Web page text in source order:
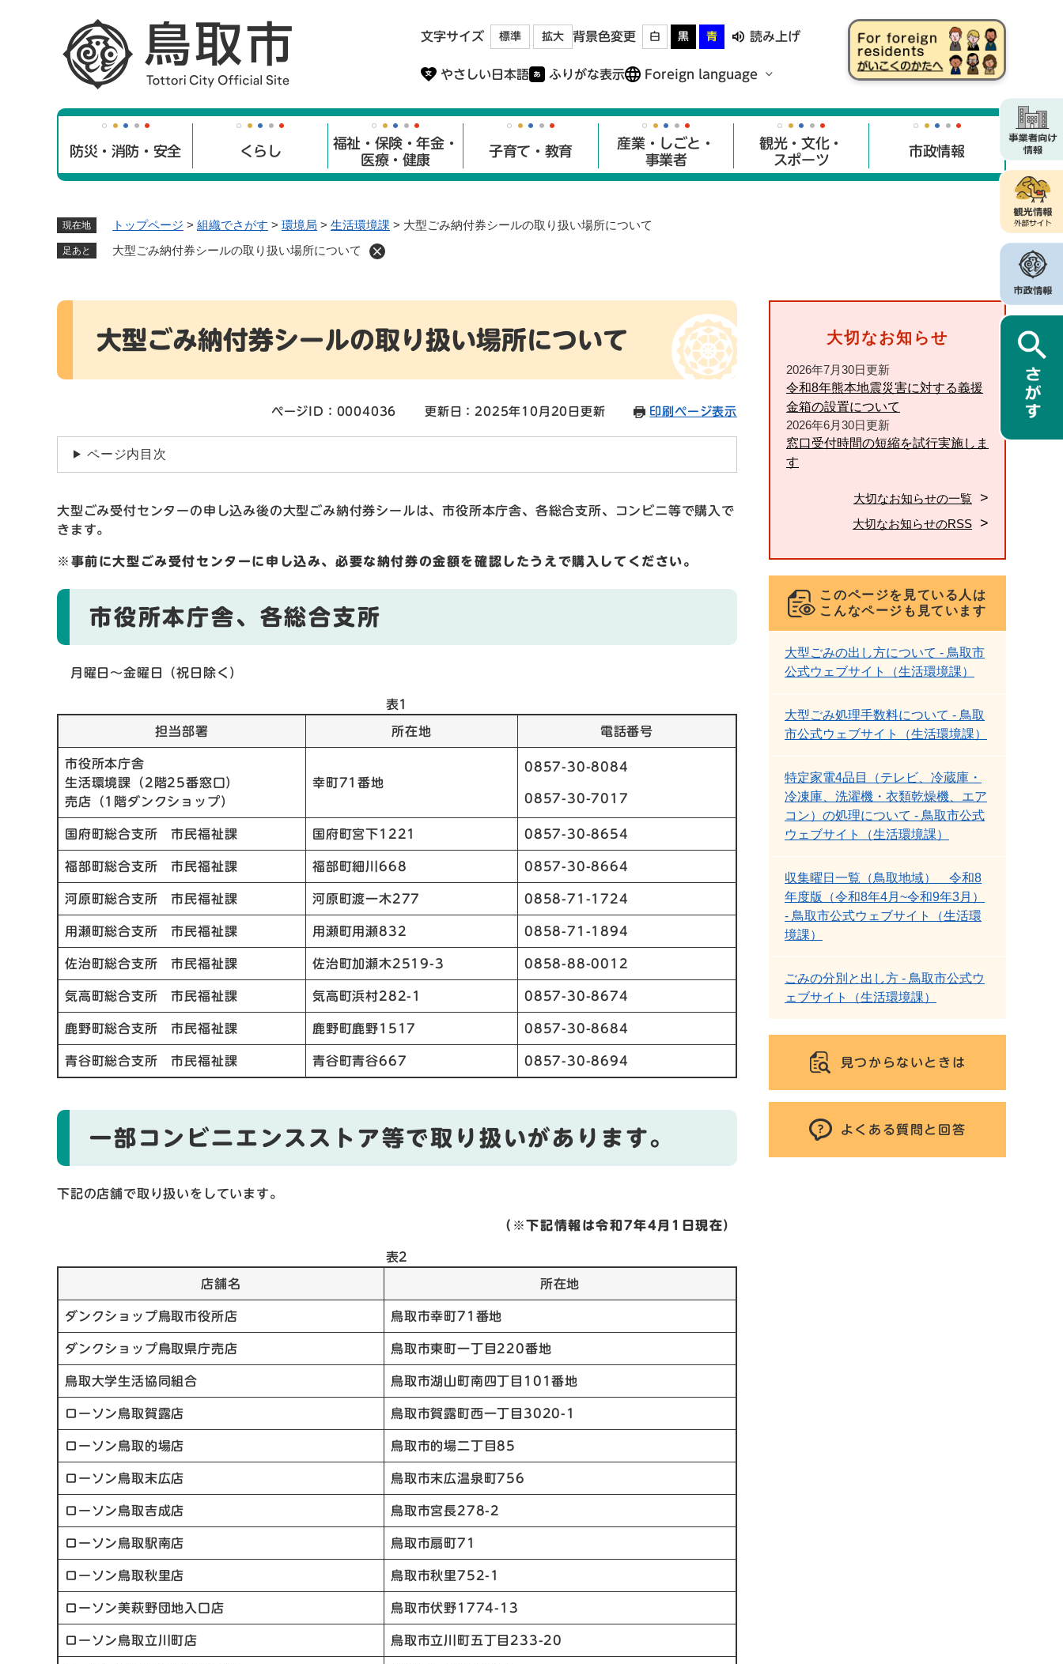
文字サイズ 標準 拡大 背景色変更 白 黒 青 読み上げ
やさしい日本語 ふりがな表示 Foreign language
防災・消防・安全 くらし
福祉・保険・年金・
医療・健康
子育て・教育
産業・しごと・
事業者
観光・文化・
スポーツ
市政情報
現在地 トップページ > 組織でさがす > 環境局 > 生活環境課 > 大型ごみ納付券シールの取り扱い場所について
足あと 大型ごみ納付券シールの取り扱い場所について
本
大型ごみ納付券シールの取り扱い場所について
ページID：0004036 更新日：2025年10月20日更新 印刷ページ表示
ページ内目次
大型ごみ受付センターの申し込み後の大型ごみ納付券シールは、市役所本庁舎、各総合支所、コンビニ等で購入で
きます。
※事前に大型ごみ受付センターに申し込み、必要な納付券の金額を確認したうえで購入してください。
市役所本庁舎、各総合支所
月曜日～金曜日（祝日除く）
表1
担当部署 所在地 電話番号
市役所本庁舎
生活環境課（2階25番窓口）
売店（1階ダンクショップ）
幸町71番地
0857-30-8084
0857-30-7017
国府町総合支所 市民福祉課 国府町宮下1221 0857-30-8654
福部町総合支所 市民福祉課 福部町細川668 0857-30-8664
河原町総合支所 市民福祉課 河原町渡一木277 0858-71-1724
用瀬町総合支所 市民福祉課 用瀬町用瀬832 0858-71-1894
佐治町総合支所 市民福祉課 佐治町加瀬木2519-3 0858-88-0012
気高町総合支所 市民福祉課 気高町浜村282-1 0857-30-8674
鹿野町総合支所 市民福祉課 鹿野町鹿野1517 0857-30-8684
青谷町総合支所 市民福祉課 青谷町青谷667 0857-30-8694
一部コンビニエンスストア等で取り扱いがあります。
下記の店舗で取り扱いをしています。
（※下記情報は令和7年4月1日現在）
表2
店舗名 所在地
ダンクショップ鳥取市役所店 鳥取市幸町71番地
ダンクショップ鳥取県庁売店 鳥取市東町一丁目220番地
鳥取大学生活協同組合 鳥取市湖山町南四丁目101番地
ローソン鳥取賀露店 鳥取市賀露町西一丁目3020-1
ローソン鳥取的場店 鳥取市的場二丁目85
ローソン鳥取末広店 鳥取市末広温泉町756
ローソン鳥取吉成店 鳥取市宮長278-2
ローソン鳥取駅南店 鳥取市扇町71
ローソン鳥取秋里店 鳥取市秋里752-1
ローソン美萩野団地入口店 鳥取市伏野1774-13
ローソン鳥取立川町店 鳥取市立川町五丁目233-20
大切なお知らせ
2026年7月30日更新
令和8年熊本地震災害に対する義援
金箱の設置について
2026年6月30日更新
窓口受付時間の短縮を試行実施しま
す
大切なお知らせの一覧
大切なお知らせのRSS
このページを見ている人は
こんなページも見ています
大型ごみの出し方について - 鳥取市
公式ウェブサイト（生活環境課）
大型ごみ処理手数料について - 鳥取
市公式ウェブサイト（生活環境課）
特定家電4品目（テレビ、冷蔵庫・
冷凍庫、洗濯機・衣類乾燥機、エア
コン）の処理について - 鳥取市公式
ウェブサイト（生活環境課）
収集曜日一覧（鳥取地域） 令和8
年度版（令和8年4月~令和9年3月）
- 鳥取市公式ウェブサイト（生活環
境課）
ごみの分別と出し方 - 鳥取市公式ウ
ェブサイト（生活環境課）
見つからないときは
よくある質問と回答